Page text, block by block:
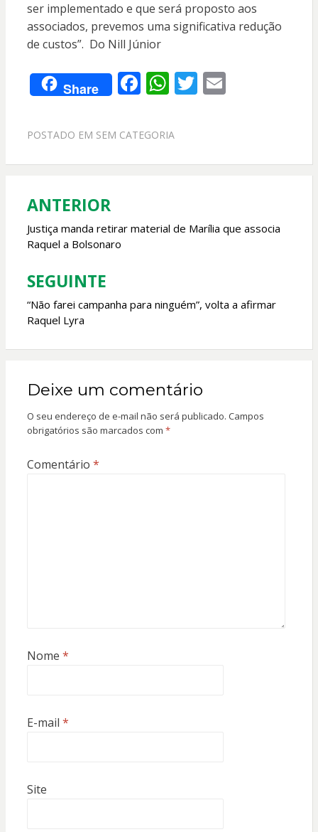
ser implementado e que será proposto aos
associados, prevemos uma significativa redução
de custos”. Do Nill Júnior
Share F
e
o
k
W
at
A
p
T E
POSTADO EM SEM CATEGORIA
Navegação
de
Post
ANTERIOR
Justiça manda retirar material de Marília que associa
Raquel a Bolsonaro
SEGUINTE
“Não farei campanha para ninguém”, volta a afirmar
Raquel Lyra
Deixe um comentário
O seu endereço de e-mail não será publicado. Campos
obrigatórios são marcados com *
Comentário *
Nome *
E-mail *
Site